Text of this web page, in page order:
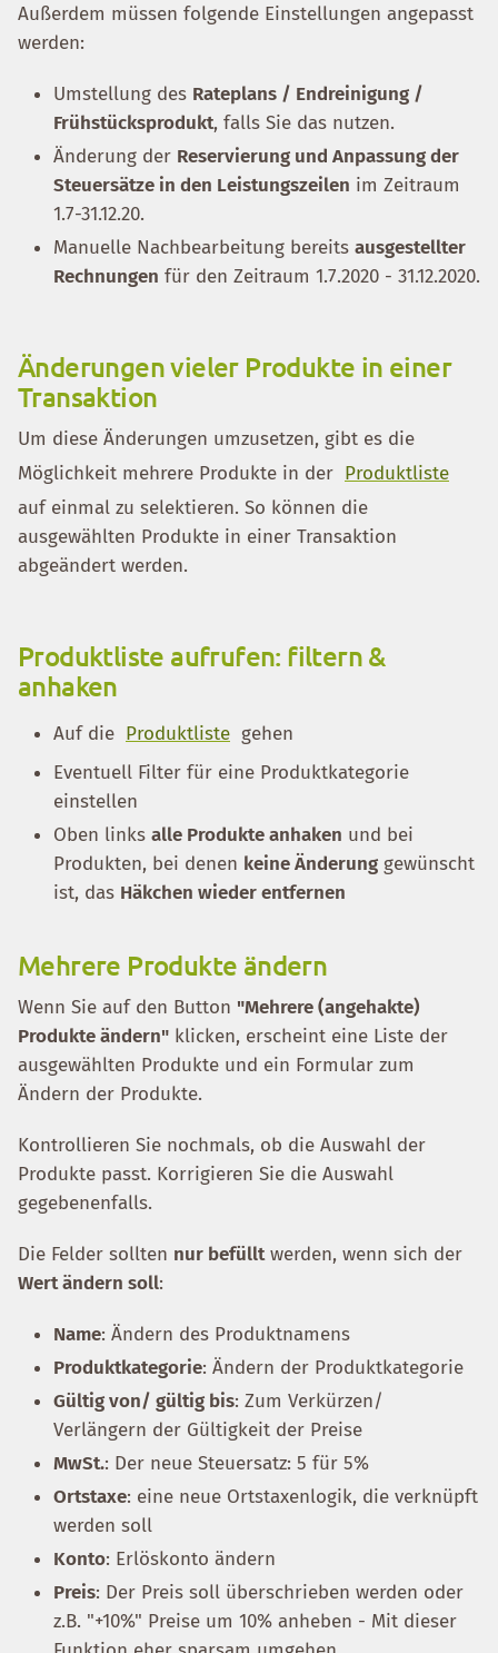
Außerdem müssen folgende Einstellungen angepasst
werden:
Umstellung des Rateplans / Endreinigung /
Frühstücksprodukt, falls Sie das nutzen.
Änderung der Reservierung und Anpassung der
Steuersätze in den Leistungszeilen im Zeitraum
1.7-31.12.20.
Manuelle Nachbearbeitung bereits ausgestellter
Rechnungen für den Zeitraum 1.7.2020 - 31.12.2020.
Änderungen vieler Produkte in einer
Transaktion
Um diese Änderungen umzusetzen, gibt es die
Möglichkeit mehrere Produkte in der Produktliste
auf einmal zu selektieren. So können die
ausgewählten Produkte in einer Transaktion
abgeändert werden.
Produktliste aufrufen: filtern &
anhaken
Auf die Produktliste gehen
Eventuell Filter für eine Produktkategorie
einstellen
Oben links alle Produkte anhaken und bei
Produkten, bei denen keine Änderung gewünscht
ist, das Häkchen wieder entfernen
Mehrere Produkte ändern
Wenn Sie auf den Button "Mehrere (angehakte)
Produkte ändern" klicken, erscheint eine Liste der
ausgewählten Produkte und ein Formular zum
Ändern der Produkte.
Kontrollieren Sie nochmals, ob die Auswahl der
Produkte passt. Korrigieren Sie die Auswahl
gegebenenfalls.
Die Felder sollten nur befülltwerden, wenn sich der
Wert ändern soll:
Name: Ändern des Produktnamens
Produktkategorie: Ändern der Produktkategorie
Gültig von/ gültig bis: Zum Verkürzen/
Verlängern der Gültigkeit der Preise
MwSt.: Der neue Steuersatz: 5 für 5%
Ortstaxe: eine neue Ortstaxenlogik, die verknüpft
werden soll
Konto: Erlöskonto ändern
Preis: Der Preis soll überschrieben werden oder
z.B. "+10%" Preise um 10% anheben - Mit dieser